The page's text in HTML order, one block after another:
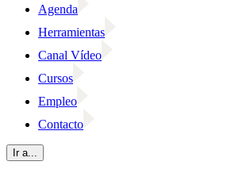
Agenda
Herramientas
Canal Vídeo
Cursos
Empleo
Contacto
Ir a...